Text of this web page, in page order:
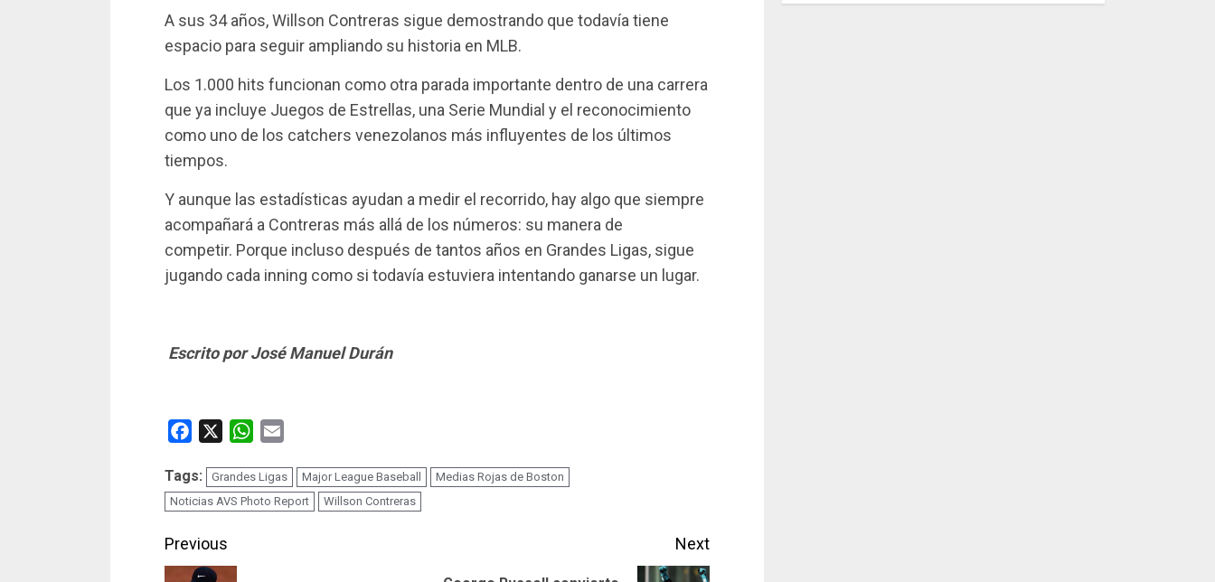
A sus 34 años, Willson Contreras sigue demostrando que todavía tiene
espacio para seguir ampliando su historia en MLB.
Los 1.000 hits funcionan como otra parada importante dentro de una carrera
que ya incluye Juegos de Estrellas, una Serie Mundial y el reconocimiento
como uno de los catchers venezolanos más influyentes de los últimos
tiempos.
Y aunque las estadísticas ayudan a medir el recorrido, hay algo que siempre
acompañará a Contreras más allá de los números: su manera de
competir. Porque incluso después de tantos años en Grandes Ligas, sigue
jugando cada inning como si todavía estuviera intentando ganarse un lugar.
Escrito por José Manuel Durán
Facebook WhatsApp
Tags: Grandes Ligas Major League Baseball
Medias Rojas de Boston
Noticias AVS Photo Report
Willson Contreras
Continue
Previous Next